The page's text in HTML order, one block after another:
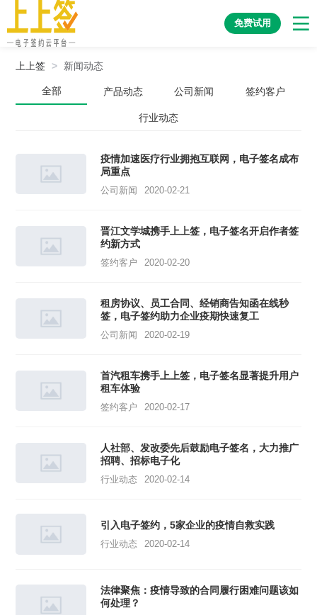
免费试用
上上签 > 新闻动态
全部 产品动态 公司新闻 签约客户
行业动态
疫情加速医疗行业拥抱互联网，电子签名成布
局重点
公司新闻 2020-02-21
晋江文学城携手上上签，电子签名开启作者签
约新方式
签约客户 2020-02-20
租房协议、员工合同、经销商告知函在线秒
签，电子签约助力企业疫期快速复工
公司新闻 2020-02-19
首汽租车携手上上签，电子签名显著提升用户
租车体验
签约客户 2020-02-17
人社部、发改委先后鼓励电子签名，大力推广
招聘、招标电子化
行业动态 2020-02-14
引入电子签约，5家企业的疫情自救实践
行业动态 2020-02-14
法律聚焦：疫情导致的合同履行困难问题该如
何处理？